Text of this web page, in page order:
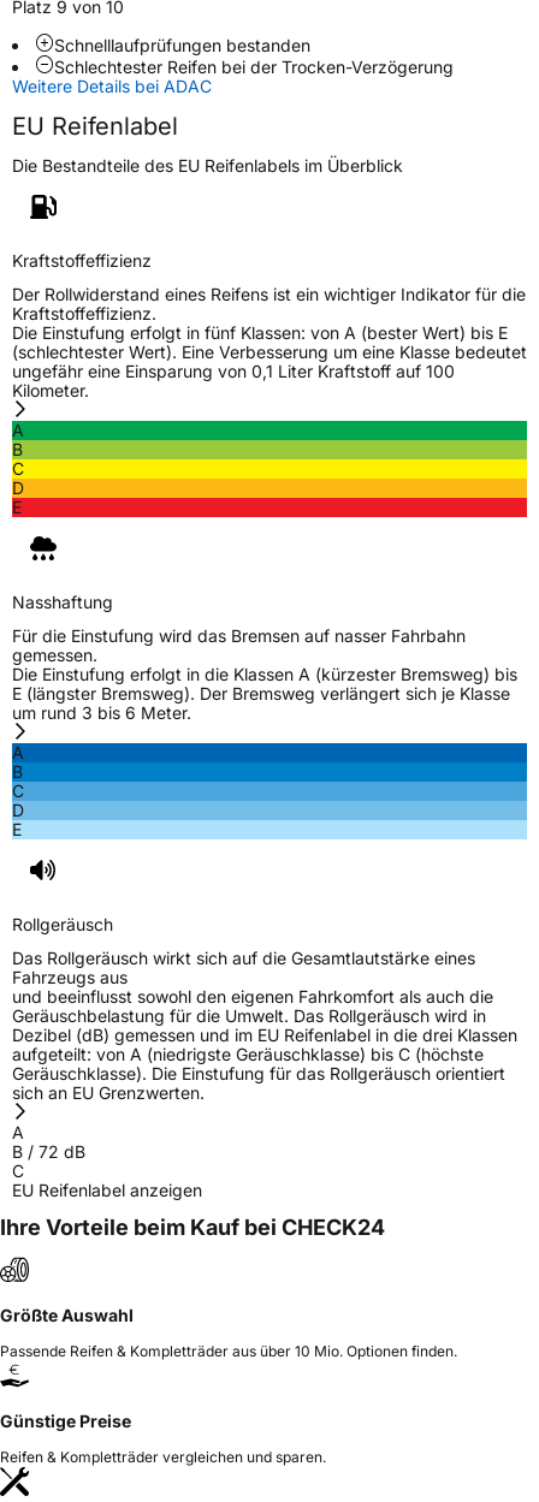
FahrzeugartTransporter
Weitere Eigenschaften
SchlauchtypTL
Zustand
C-Reifen
Für Anhänger geeignetJa
EU Label
Rollgeräusch (Klasse)
Rollgeräusch (dB)
FahrzeugklasseC2
3PMSF / Schneeflockensymbol / Alpine-Symbol Nein
Allgemeine Produktsicherheit (GPSR)
Platz 9 von 10
Schnelllaufprüfungen bestanden
Schlechtester Reifen bei der Trocken-Verzögerung
Weitere Details bei ADAC
EU Reifenlabel
Die Bestandteile des EU Reifenlabels im Überblick
Kraftstoffeffizienz
Der Rollwiderstand eines Reifens ist ein wichtiger Indikator für die
Kraftstoffeffizienz.
Die Einstufung erfolgt in fünf Klassen: von A (bester Wert) bis E
(schlechtester Wert). Eine Verbesserung um eine Klasse bedeutet
ungefähr eine Einsparung von 0,1 Liter Kraftstoff auf 100
Kilometer.
A
B
C
D
E
Nasshaftung
Für die Einstufung wird das Bremsen auf nasser Fahrbahn
gemessen.
Die Einstufung erfolgt in die Klassen A (kürzester Bremsweg) bis
E (längster Bremsweg). Der Bremsweg verlängert sich je Klasse
um rund 3 bis 6 Meter.
A
B
C
D
E
Rollgeräusch
Das Rollgeräusch wirkt sich auf die Gesamtlautstärke eines
Fahrzeugs aus
und beeinflusst sowohl den eigenen Fahrkomfort als auch die
Geräuschbelastung für die Umwelt. Das Rollgeräusch wird in
Dezibel (dB) gemessen und im EU Reifenlabel in die drei Klassen
aufgeteilt: von A (niedrigste Geräuschklasse) bis C (höchste
Geräuschklasse). Die Einstufung für das Rollgeräusch orientiert
sich an EU Grenzwerten.
A
B / 72 dB
C
EU Reifenlabel anzeigen
Ihre Vorteile beim Kauf bei CHECK24
Größte Auswahl
Passende Reifen & Kompletträder aus über 10 Mio. Optionen finden.
Günstige Preise
Reifen & Kompletträder vergleichen und sparen.